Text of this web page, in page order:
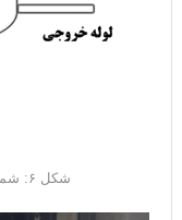
شکل ۶: شماتیک امولسیون‌سازی با فشار بالا